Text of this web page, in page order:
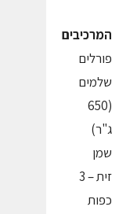
המרכיבים
פורלים
שלמים
(650
ג"ר)
שמן
זית – 3
כפות